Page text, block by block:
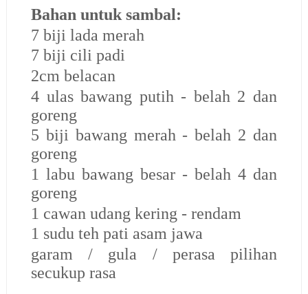
Bahan untuk sambal:
7 biji lada merah
7 biji cili padi
2cm belacan
4 ulas bawang putih - belah 2 dan
goreng
5 biji bawang merah - belah 2 dan
goreng
1 labu bawang besar - belah 4 dan
goreng
1 cawan udang kering - rendam
1 sudu teh pati asam jawa
garam / gula / perasa pilihan
secukup rasa